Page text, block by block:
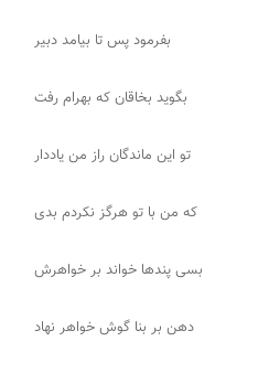
بفرمود پس تا بیامد دبیر
بگوید بخاقان که بهرام رفت
تو این ماندگان راز من یاددار
که من با تو هرگز نکردم بدی
بسی پندها خواند بر خواهرش
دهن بر بنا گوش خواهر نهاد